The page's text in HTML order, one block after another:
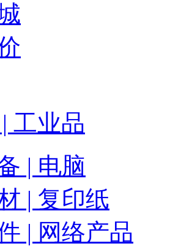
工业品
| 电脑
| 复印纸
| 网络产品